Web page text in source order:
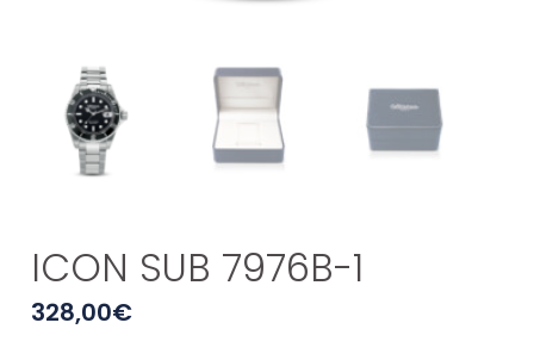
ICON SUB 7976B-1
328,00€